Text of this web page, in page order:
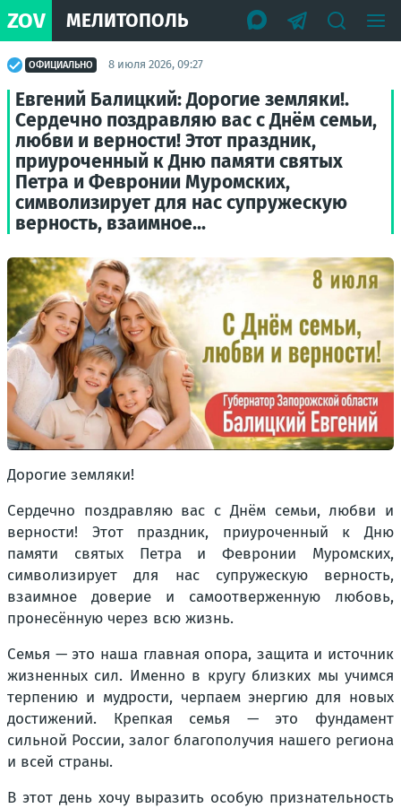
ZOV МЕЛИТОПОЛЬ
ОФИЦИАЛЬНО 8 июля 2026, 09:27
Евгений Балицкий: Дорогие земляки!.
Сердечно поздравляю вас с Днём семьи,
любви и верности! Этот праздник,
приуроченный к Дню памяти святых
Петра и Февронии Муромских,
символизирует для нас супружескую
верность, взаимное...
Дорогие земляки!
Сердечно поздравляю вас с Днём семьи, любви и
верности! Этот праздник, приуроченный к Дню
памяти святых Петра и Февронии Муромских,
символизирует для нас супружескую верность,
взаимное доверие и самоотверженную любовь,
пронесённую через всю жизнь.
Семья — это наша главная опора, защита и источник
жизненных сил. Именно в кругу близких мы учимся
терпению и мудрости, черпаем энергию для новых
достижений. Крепкая семья — это фундамент
сильной России, залог благополучия нашего региона
и всей страны.
В этот день хочу выразить особую признательность